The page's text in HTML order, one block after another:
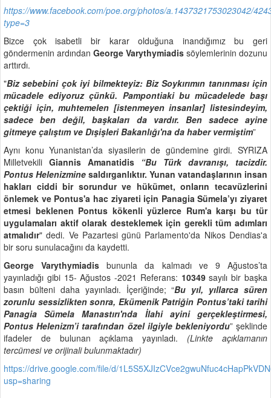
https://www.facebook.com/poe.org/photos/a.1437321753023042/
type=3
Bizce çok isabetli bir karar olduğuna inandığımız bu geri
göndermenin ardından George Varythymiadis söylemlerinin dozunu
arttırdı.
"Biz sebebini çok iyi bilmekteyiz: Biz Soykırımın tanınması için
mücadele ediyoruz çünkü. Pampontiaki bu mücadelede başı
çektiği için, muhtemelen [istenmeyen insanlar] listesindeyim,
sadece ben değil, başkaları da vardır. Ben sadece ayine
gitmeye çalıştım ve Dışişleri Bakanlığı'na da haber vermiştim”
Aynı konu Yunanistan’da siyasilerin de gündemine girdi. SYRIZA
Milletvekili Giannis Amanatidis
“Bu Türk davranışı, tacizdir.
Pontus Helenizmine saldırganlıktır. Yunan vatandaşlarının insan
hakları ciddi bir sorundur ve hükümet, onların tecavüzlerini
önlemek ve Pontus'a hac ziyareti için Panagia Sümela’yı ziyaret
etmesi beklenen Pontus kökenli yüzlerce Rum'a karşı bu tür
uygulamaları aktif olarak desteklemek için gerekli tüm adımları
atmalıdır" dedi. Ve Pazartesi günü Parlamento'da Nikos Dendias'a
bir soru sunulacağını da kaydetti.
George Varythymiadisbununla da kalmadı ve 9 Ağustos’ta
yayınladığı gibi 15- Ağustos -2021 Referans: 10349sayılı bir başka
basın bülteni daha yayınladı. İçeriğinde; “Bu yıl, yıllarca süren
zorunlu sessizlikten sonra, Ekümenik Patriğin Pontus’taki tarihi
Panagia Sümela Manastırı'nda İlahi ayini gerçekleştirmesi,
Pontus Helenizm’i tarafından özel ilgiyle bekleniyordu” şeklinde
ifadeler de bulunan açıklama yayınladı. (Linkte açıklamanın
tercümesi ve orijinali bulunmaktadır)
https://drive.google.com/file/d/
usp=sharing